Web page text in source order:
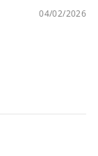
04/02/2026